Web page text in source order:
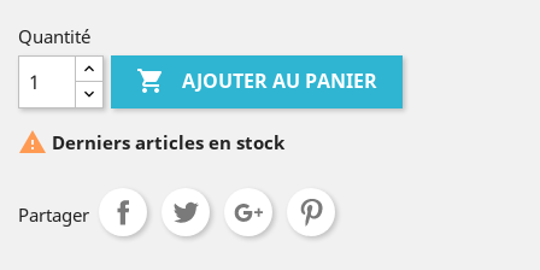
Quantité
 AJOUTER AU PANIER
 Derniers articles en stock
Partager